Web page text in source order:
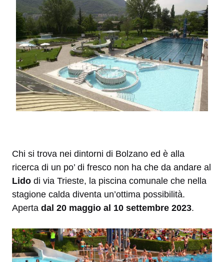
Chi si trova nei dintorni di Bolzano ed è alla
ricerca di un po’ di fresco non ha che da andare al
Lido di via Trieste, la piscina comunale che nella
stagione calda diventa un’ottima possibilità.
Aperta dal 20 maggio al 10 settembre 2023.